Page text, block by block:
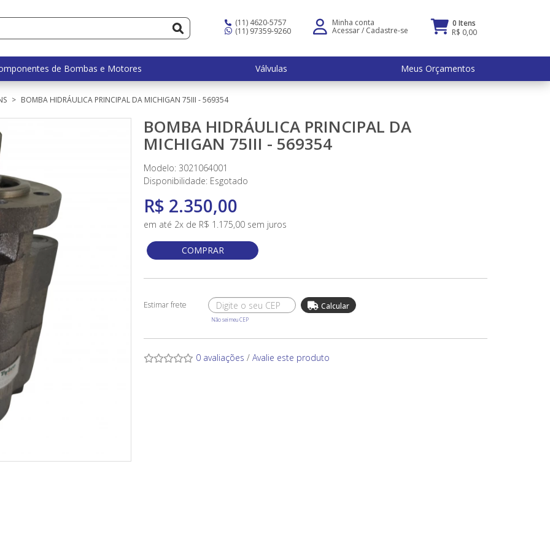
(11) 4620-5757
(11) 97359-9260
Minha conta
Acessar/ Cadastre-se
0 Itens
R$ 0,00
de Bombas e Motores Válvulas Meus Orçamentos
BOMBA HIDRÁULICA PRINCIPAL DA MICHIGAN 75III - 569354
BOMBA HIDRÁULICA PRINCIPAL DA
MICHIGAN 75III - 569354
Modelo: 3021064001
Disponibilidade: Esgotado
R$ 2.350,00
em até 2x de R$ 1.175,00 sem juros
COMPRAR
Não sei meu CEP
0 avaliações / Avalie este produto